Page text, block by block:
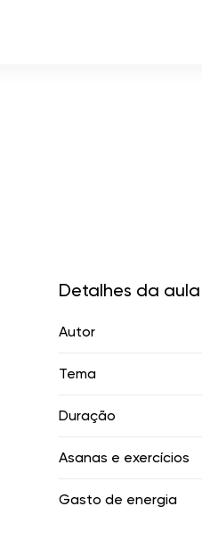
Detalhes da aula
Autor
Tema
Duração
Asanas e exercícios
Gasto de energia